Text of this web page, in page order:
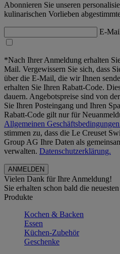
Abonnieren Sie unseren
kulinarischen Vorlieben
E-
*Nach Ihrer Anmeldung erhalten
Mail. Vergewissern Sie sich, dass
über die E-Mail, die wir Ihnen
erhalten Sie Ihren Rabatt-Code.
dauern. Angebotspreise sind von
Sie Ihren Posteingang und Ihren
Rabatt-Code gilt nur für
Allgemeinen
stimmen zu, dass die Le Creuset
Group AG Ihre Daten als
verwalten. Datenschutzerklärung.
Vielen Dank für Ihre Anmeldung!
Sie erhalten schon bald die
Produkte
Kochen & Backen
Essen
Küchen-Zubehör
Geschenke